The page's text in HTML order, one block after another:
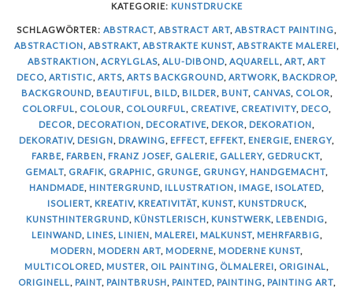
KATEGORIE: KUNSTDRUCKE
SCHLAGWÖRTER: ABSTRACT, ABSTRACT ART, ABSTRACT PAINTING,
ABSTRACTION, ABSTRAKT, ABSTRAKTE KUNST, ABSTRAKTE MALEREI,
ABSTRAKTION, ACRYLGLAS, ALU-DIBOND, AQUARELL, ART, ART
DECO, ARTISTIC, ARTS, ARTS BACKGROUND, ARTWORK, BACKDROP,
BACKGROUND, BEAUTIFUL, BILD, BILDER, BUNT, CANVAS, COLOR,
COLORFUL, COLOUR, COLOURFUL, CREATIVE, CREATIVITY, DECO,
DECOR, DECORATION, DECORATIVE, DEKOR, DEKORATION,
DEKORATIV, DESIGN, DRAWING, EFFECT, EFFEKT, ENERGIE, ENERGY,
FARBE, FARBEN, FRANZ JOSEF, GALERIE, GALLERY, GEDRUCKT,
GEMALT, GRAFIK, GRAPHIC, GRUNGE, GRUNGY, HANDGEMACHT,
HANDMADE, HINTERGRUND, ILLUSTRATION, IMAGE, ISOLATED,
ISOLIERT, KREATIV, KREATIVITÄT, KUNST, KUNSTDRUCK,
KUNSTHINTERGRUND, KÜNSTLERISCH, KUNSTWERK, LEBENDIG,
LEINWAND, LINES, LINIEN, MALEREI, MALKUNST, MEHRFARBIG,
MODERN, MODERN ART, MODERNE, MODERNE KUNST,
MULTICOLORED, MUSTER, OIL PAINTING, ÖLMALEREI, ORIGINAL,
ORIGINELL, PAINT, PAINTBRUSH, PAINTED, PAINTING, PAINTING ART,